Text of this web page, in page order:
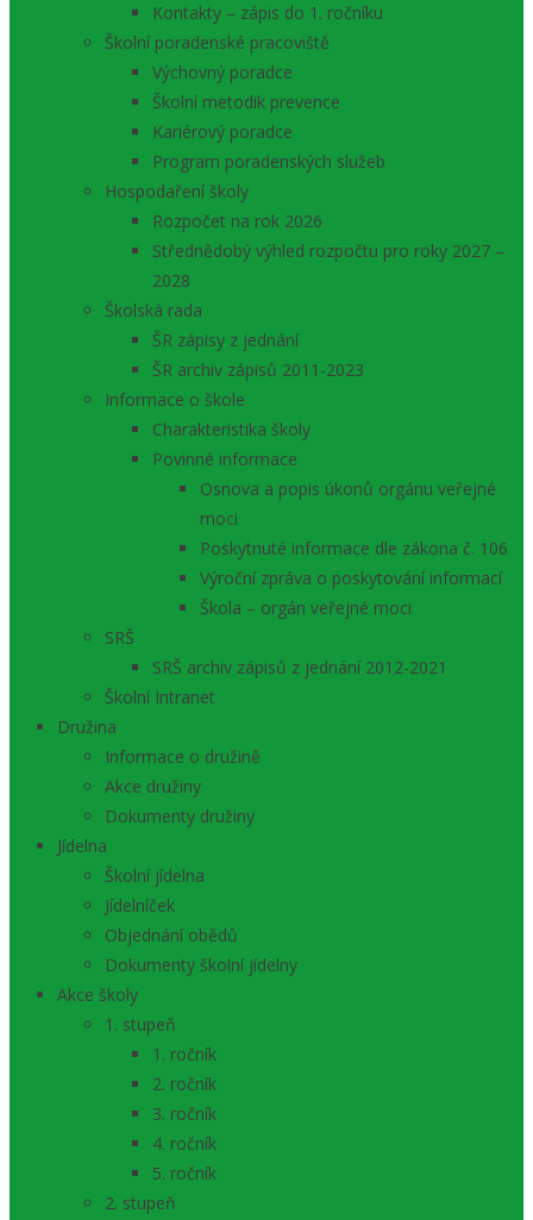
Kontakty – zápis do 1. ročníku
Školní poradenské pracoviště
Výchovný poradce
Školní metodik prevence
Kariérový poradce
Program poradenských služeb
Hospodaření školy
Rozpočet na rok 2026
Střednědobý výhled rozpočtu pro roky 2027 –
2028
Školská rada
ŠR zápisy z jednání
ŠR archiv zápisů 2011-2023
Informace o škole
Charakteristika školy
Povinné informace
Osnova a popis úkonů orgánu veřejné
moci
Poskytnuté informace dle zákona č. 106
Výroční zpráva o poskytování informací
Škola – orgán veřejné moci
SRŠ
SRŠ archiv zápisů z jednání 2012-2021
Školní Intranet
Družina
Informace o družině
Akce družiny
Dokumenty družiny
Jídelna
Školní jídelna
Jídelníček
Objednání obědů
Dokumenty školní jídelny
Akce školy
1. stupeň
1. ročník
2. ročník
3. ročník
4. ročník
5. ročník
2. stupeň